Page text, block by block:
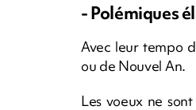
- Polémiques
Avec leur tempo
ou de Nouvel An.
Les voeux ne